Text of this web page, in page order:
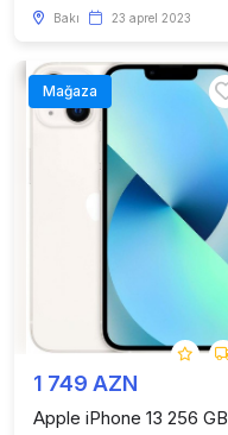
Bakı 23 aprel 2023
Mağaza
1 749 AZN
Apple iPhone 13 256 GB